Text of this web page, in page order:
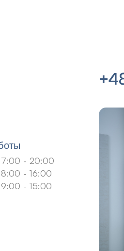
7:00 - 20:00
8:00 - 16:00
9:00 - 15:00